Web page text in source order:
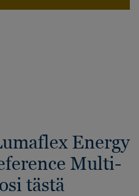
Energy
Multi-
tästä